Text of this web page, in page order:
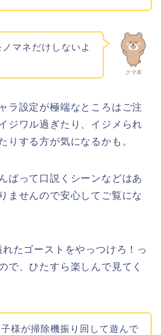
クマ本
マネだけしないよ
ラ設定が極端なところはご注
ジワル過ぎたり、イジメられ
りする方が気になるかも。
ばって口説くシーンなどはあ
ませんので安心してご覧にな
たゴーストをやっつけろ！っ
で、ひたすら楽しんで見てく
様が掃除機振り回して遊んで